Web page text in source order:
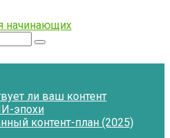
ли ваш контент
эпохи
контент-план (2025)